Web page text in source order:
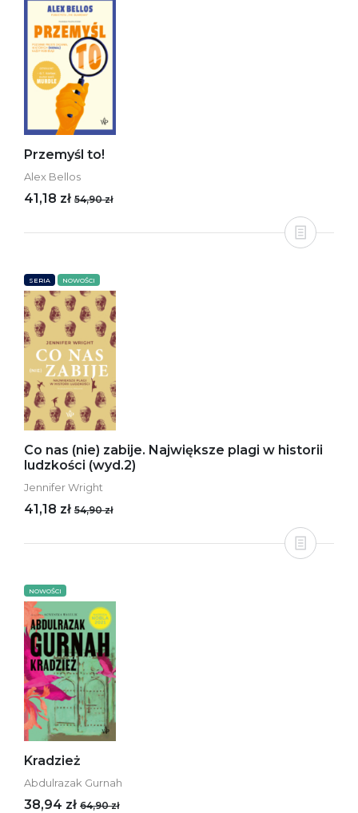
Przemyśl to!
Alex Bellos
41,18 zł 54,90 zł
SERIA NOWOŚCI
Co nas (nie) zabije. Największe plagi w historii
ludzkości (wyd.2)
Jennifer Wright
41,18 zł 54,90 zł
NOWOŚCI
Kradzież
Abdulrazak Gurnah
38,94 zł 64,90 zł